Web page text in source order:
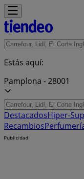
Estás aquí:
Pamplona - 28001
DestacadosHiper-
Recambios
Publicidad